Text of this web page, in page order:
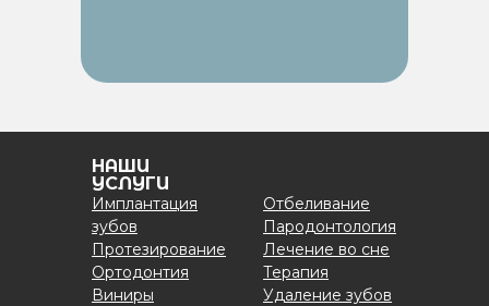
НАШИ
УСЛУГИ
Имплантация
зубов
Протезирование
Ортодонтия
Виниры
Отбеливание
Пародонтология
Лечение во сне
Терапия
Удаление зубов